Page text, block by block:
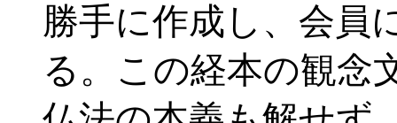
勝手に作成し、会員
る。この経本の観念